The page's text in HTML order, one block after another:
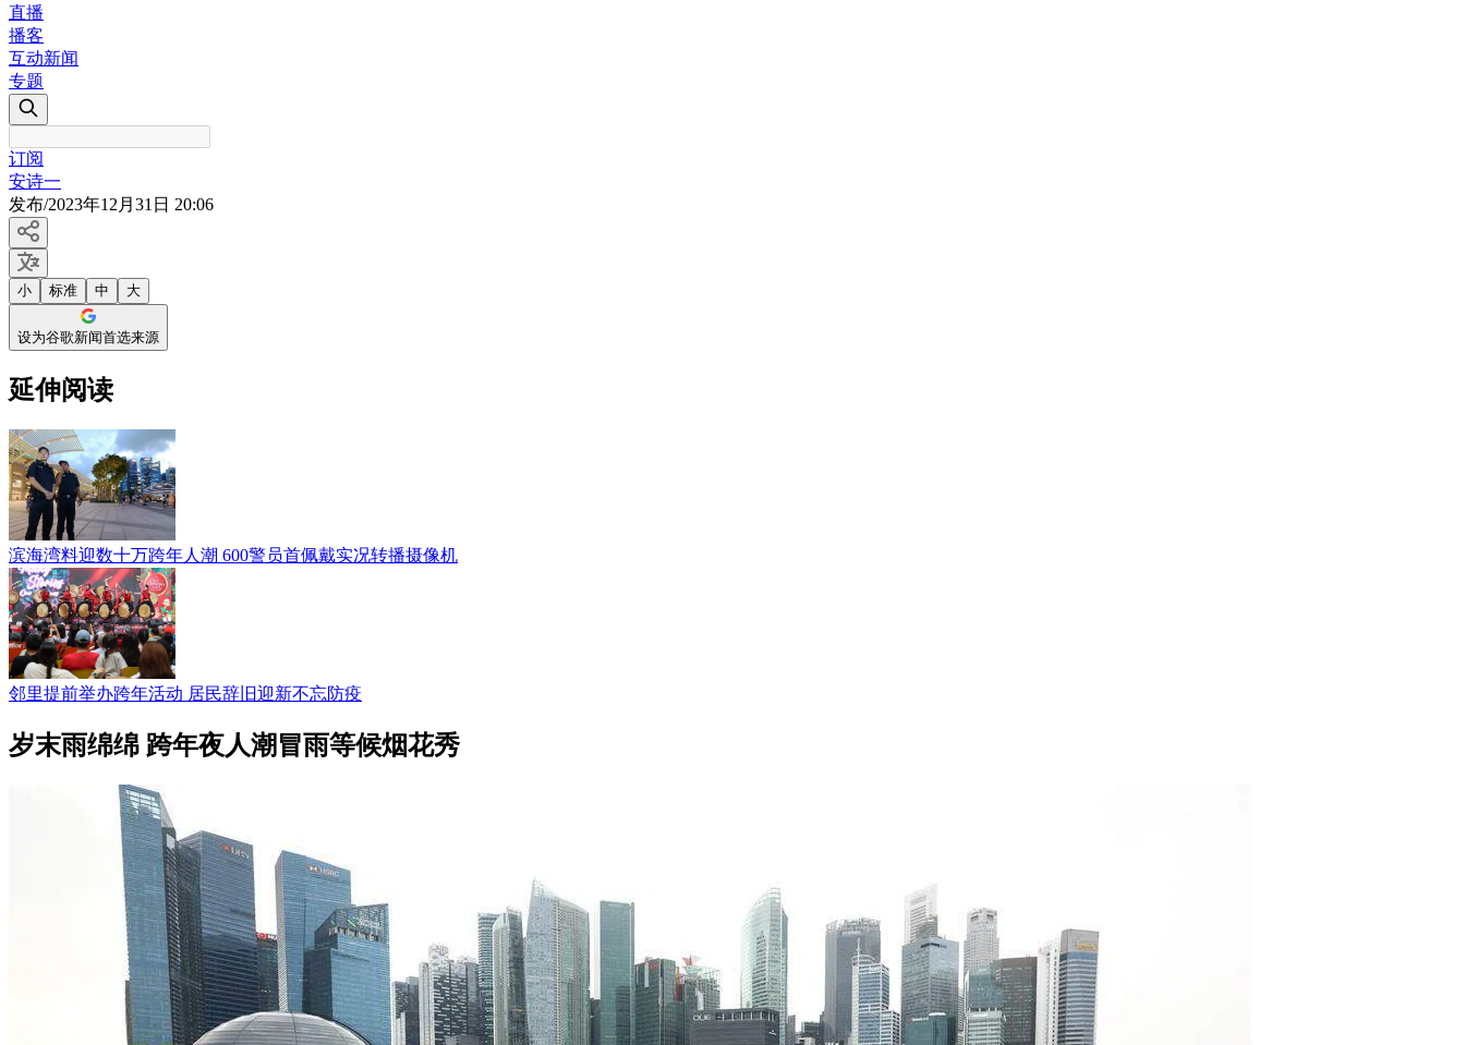
直播
播客
互动新闻
专题
订阅
安诗一
发布/2023年12月31日 20:06
小 标准 中 大
设为谷歌新闻首选来源
延伸阅读
滨海湾料迎数十万跨年人潮 600警员首佩戴实况转播摄像机
邻里提前举办跨年活动 居民辞旧迎新不忘防疫
岁末雨绵绵 跨年夜人潮冒雨等候烟花秀